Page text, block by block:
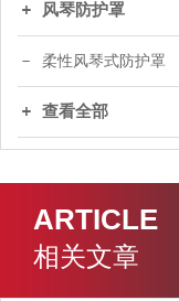
风琴防护罩
柔性风琴式防护罩
查看全部
ARTICLE
相关文章